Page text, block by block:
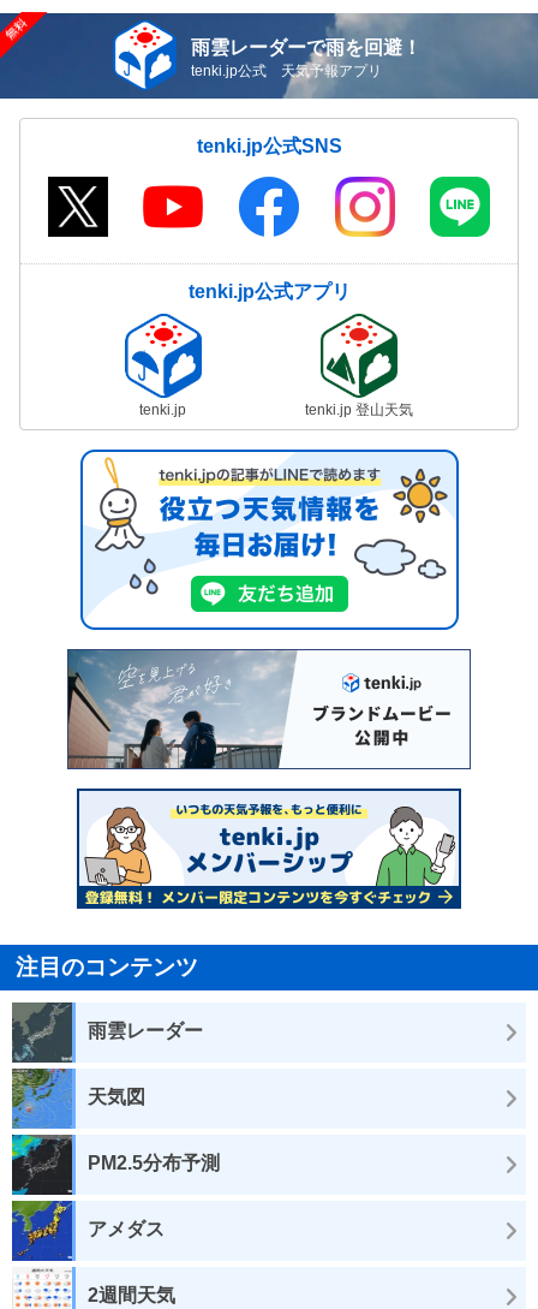
雨雲レーダーで雨を回避！
tenki.jp公式 天気予報アプリ
tenki.jp公式SNS
tenki.jp公式アプリ
tenki.jp tenki.jp 登山天気
注目のコンテンツ
雨雲レーダー
天気図
PM2.5分布予測
アメダス
2週間天気